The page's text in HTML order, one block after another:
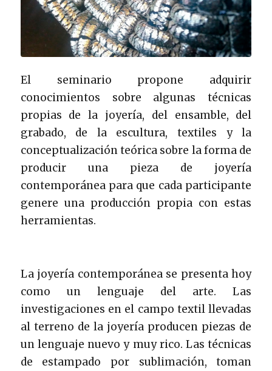
El seminario propone adquirir
conocimientos sobre algunas técnicas
propias de la joyería, del ensamble, del
grabado, de la escultura, textiles y la
conceptualización teórica sobre la forma de
producir una pieza de joyería
contemporánea para que cada participante
genere una producción propia con estas
herramientas.
La joyería contemporánea se presenta hoy
como un lenguaje del arte. Las
investigaciones en el campo textil llevadas
al terreno de la joyería producen piezas de
un lenguaje nuevo y muy rico. Las técnicas
de estampado por sublimación, toman